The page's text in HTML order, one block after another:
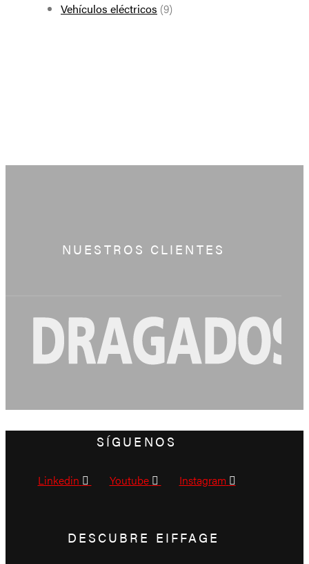
Vehículos eléctricos (9)
NUESTROS CLIENTES
SÍGUENOS
Linkedin Youtube Instagram
DESCUBRE EIFFAGE